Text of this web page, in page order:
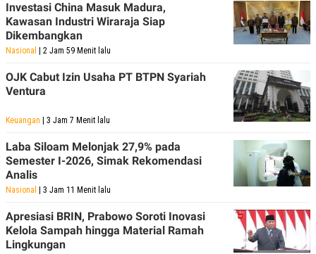
Investasi China Masuk Madura,
Kawasan Industri Wiraraja Siap
Dikembangkan
Nasional | 2 Jam 59 Menit lalu
OJK Cabut Izin Usaha PT BTPN Syariah
Ventura
Keuangan | 3 Jam 7 Menit lalu
Laba Siloam Melonjak 27,9% pada
Semester I-2026, Simak Rekomendasi
Analis
Nasional | 3 Jam 11 Menit lalu
Apresiasi BRIN, Prabowo Soroti Inovasi
Kelola Sampah hingga Material Ramah
Lingkungan